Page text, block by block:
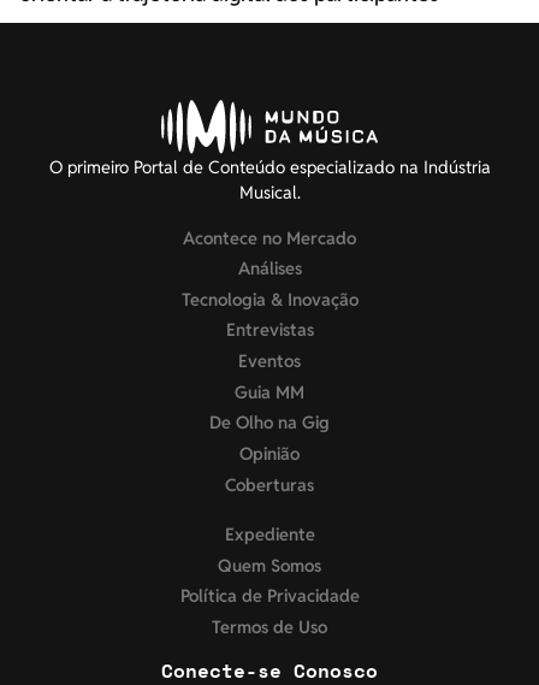
O primeiro Portal de Conteúdo especializado na Indústria
Musical.
Acontece no Mercado
Análises
Tecnologia & Inovação
Entrevistas
Eventos
Guia MM
De Olho na Gig
Opinião
Coberturas
Expediente
Quem Somos
Política de Privacidade
Termos de Uso
Conecte-se Conosco